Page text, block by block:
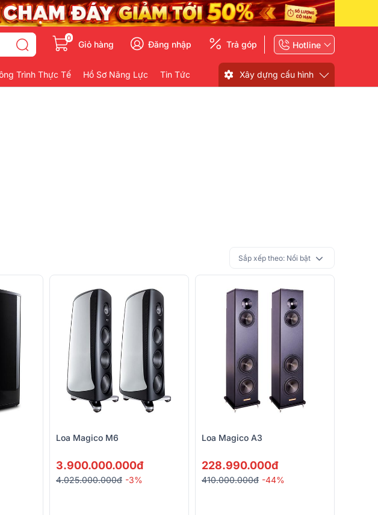
0
Giỏ hàng Đăng nhập Trả góp Hotline
Trình Thực Tế Hồ Sơ Năng Lực Tin Tức Xây dựng cấu hình
Sắp xếp theo: Nổi bật
Loa Magico M6
3.900.000.000đ
4.025.000.000đ -3%
Loa Magico A3
228.990.000đ
410.000.000đ -44%